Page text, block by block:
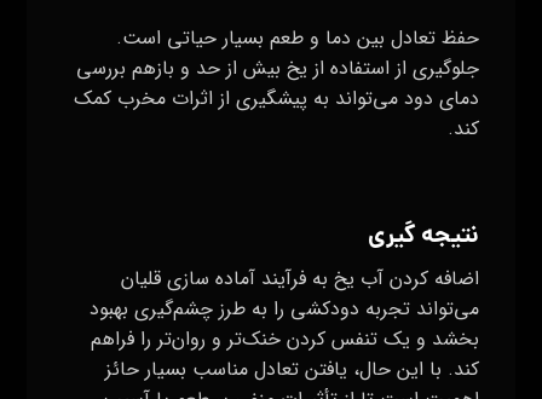
حفظ تعادل بین دما و طعم بسیار حیاتی است.
جلوگیری از استفاده از یخ بیش از حد و بازهم بررسی
دمای دود می‌تواند به پیشگیری از اثرات مخرب کمک
کند.
نتیجه‌ گیری
اضافه کردن آب یخ به فرآیند آماده سازی قلیان
می‌تواند تجربه دودکشی را به طرز چشم‌گیری بهبود
بخشد و یک تنفس کردن خنک‌تر و روان‌تر را فراهم
کند. با این حال، یافتن تعادل مناسب بسیار حائز